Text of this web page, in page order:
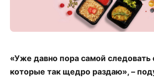
«Уже давно пора самой следовать
которые так щедро раздаю», –